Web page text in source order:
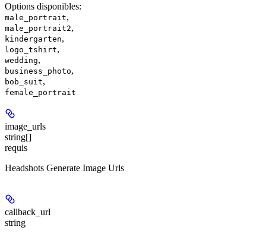
Options disponibles:
male_portrait,
male_portrait2,
kindergarten,
logo_tshirt,
wedding,
business_photo,
bob_suit,
female_portrait
image_urls
string[]
requis
Headshots Generate Image Urls
callback_url
string